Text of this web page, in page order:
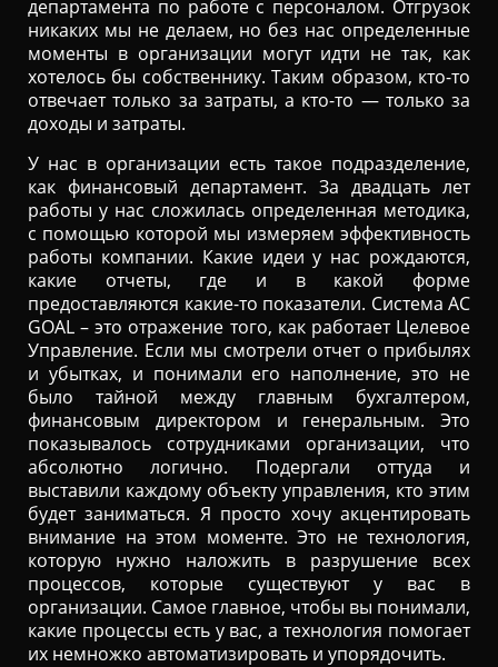
департамента по работе с персоналом. Отгрузок
никаких мы не делаем, но без нас определенные
моменты в организации могут идти не так, как
хотелось бы собственнику. Таким образом, кто-то
отвечает только за затраты, а кто-то — только за
доходы и затраты.
У нас в организации есть такое подразделение,
как финансовый департамент. За двадцать лет
работы у нас сложилась определенная методика,
с помощью которой мы измеряем эффективность
работы компании. Какие идеи у нас рождаются,
какие отчеты, где и в какой форме
предоставляются какие-то показатели. Система AC
GOAL – это отражение того, как работает Целевое
Управление. Если мы смотрели отчет о прибылях
и убытках, и понимали его наполнение, это не
было тайной между главным бухгалтером,
финансовым директором и генеральным. Это
показывалось сотрудниками организации, что
абсолютно логично. Подергали оттуда и
выставили каждому объекту управления, кто этим
будет заниматься. Я просто хочу акцентировать
внимание на этом моменте. Это не технология,
которую нужно наложить в разрушение всех
процессов, которые существуют у вас в
организации. Самое главное, чтобы вы понимали,
какие процессы есть у вас, а технология помогает
их немножко автоматизировать и упорядочить.